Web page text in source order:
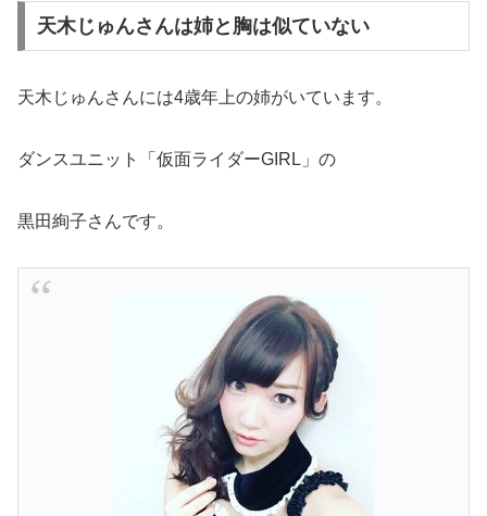
天木じゅんさんは姉と胸は似ていない
天木じゅんさんには4歳年上の姉がいています。
ダンスユニット「仮面ライダーGIRL」の
黒田絢子さんです。